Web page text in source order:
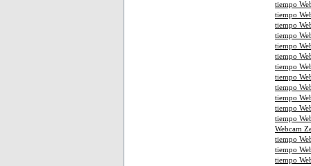
tiempo
tiempo
tiempo
tiempo
tiempo
tiempo
tiempo
tiempo
tiempo
tiempo
tiempo
tiempo
Webcam
tiempo
tiempo
tiempo